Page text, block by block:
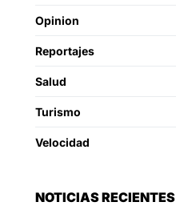
Opinion
Reportajes
Salud
Turismo
Velocidad
NOTICIAS RECIENTES